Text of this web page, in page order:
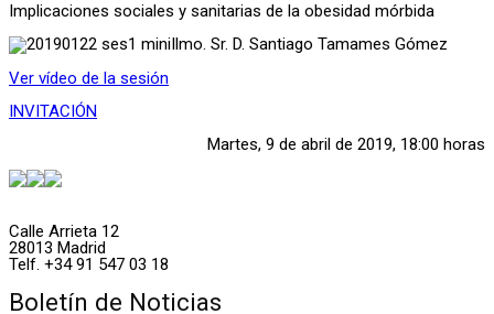
Implicaciones sociales y sanitarias de la obesidad mórbida
Ilmo. Sr. D. Santiago Tamames Gómez
Ver vídeo de la sesión
INVITACIÓN
Martes, 9 de abril de 2019, 18:00 horas
Calle Arrieta 12
28013 Madrid
Telf. +34 91 547 03 18
Boletín de Noticias